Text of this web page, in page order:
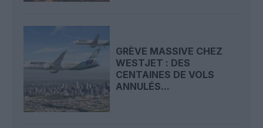
GRÈVE MASSIVE CHEZ
WESTJET : DES
CENTAINES DE VOLS
ANNULÉS...